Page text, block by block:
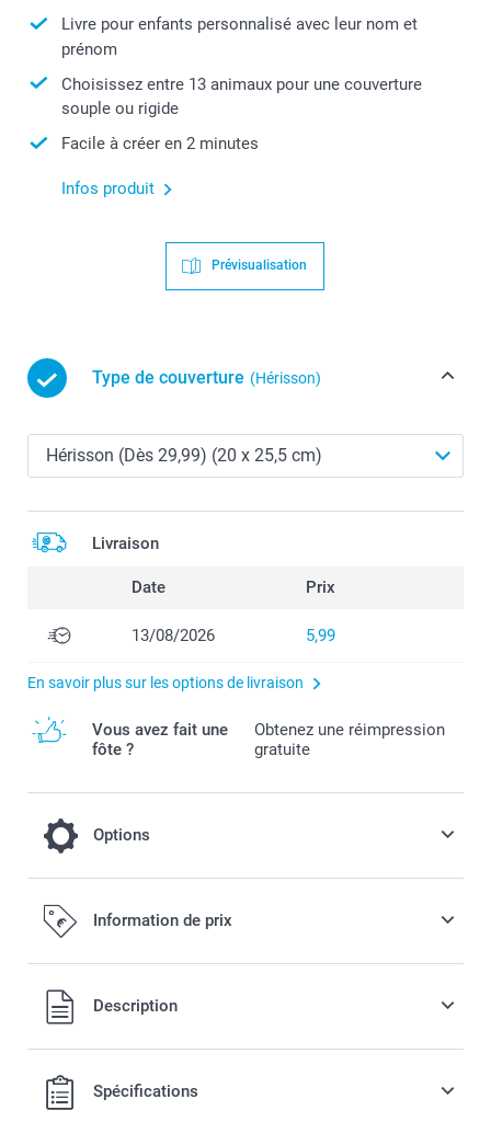
Livre pour enfants personnalisé avec leur nom et
prénom
Choisissez entre 13 animaux pour une couverture
souple ou rigide
Facile à créer en 2 minutes
Infos produit
Prévisualisation
Type de couverture (Hérisson)
Livraison
Date Prix
13/08/2026 5,99
En savoir plus sur les options de livraison
Vous avez fait une
fôte ?
Obtenez une réimpression
gratuite
Options
Une couverture rigide pour préserver vos
souvenirs encore plus longtemps !
10,00 / pièce
Information de prix
Tous les prix sont en EURO (€), TVA incluse et hors frais de
port.
Description
Spécifications